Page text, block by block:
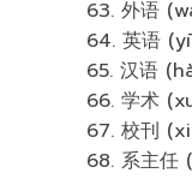
63. 外语
64. 英语
65. 汉语
66. 学术
67. 校刊
68. 系主